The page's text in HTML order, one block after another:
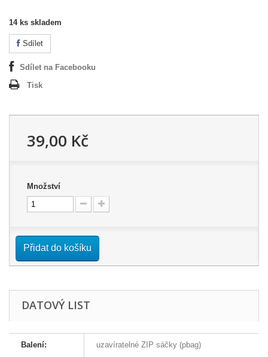
14 ks skladem
Sdílet
Sdílet na Facebooku
Tisk
39,00 Kč
Množství
Přidat do košíku
DATOVÝ LIST
Balení: uzavíratelné ZIP sáčky (pbag)